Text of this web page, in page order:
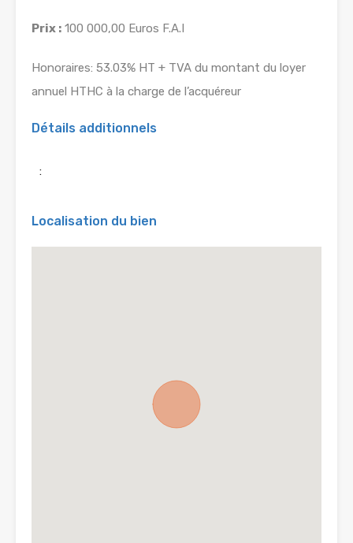
Prix : 100 000,00 Euros F.A.I
Honoraires: 53.03% HT + TVA du montant du loyer
annuel HTHC à la charge de l’acquéreur
Détails additionnels
:
Localisation du bien